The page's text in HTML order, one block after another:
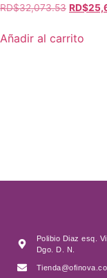
RD$32,073.53 RD$
Añadir al carrito
Polibio Diaz esq.
Dgo. D. N.